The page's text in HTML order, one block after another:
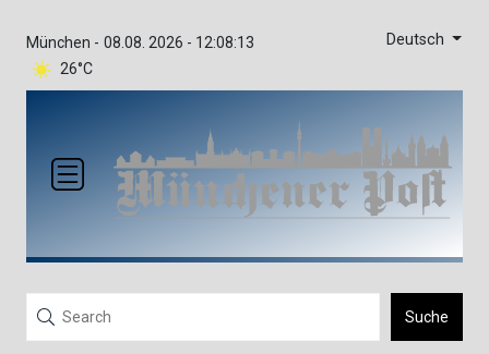
München -
26°C
08.08. 2026 - 12:08:13 Deutsch
Suche